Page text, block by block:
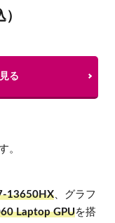
る
。
13650HX 、グラフ
Laptop GPUを搭